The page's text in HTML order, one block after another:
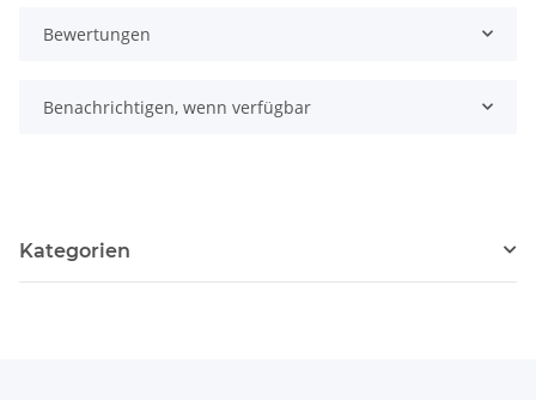
Bewertungen
Benachrichtigen, wenn verfügbar
Kategorien